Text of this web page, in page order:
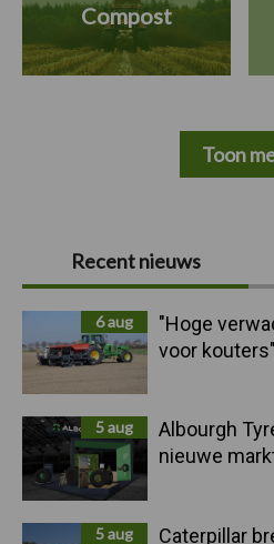
Primaire
Sidebar
Recent nieuws
6 aug
"Hoge
voor kouters"
5 aug
Albourgh
nieuwe
5 aug
Caterpillar
Compost
Toon